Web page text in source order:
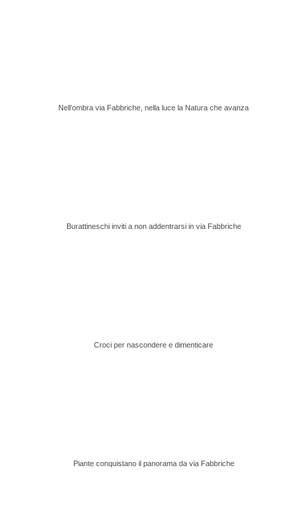
Nell’ombra via Fabbriche, nella luce la Natura che avanza
Burattineschi inviti a non addentrarsi in via Fabbriche
Croci per nascondere e dimenticare
Piante conquistano il panorama da via Fabbriche